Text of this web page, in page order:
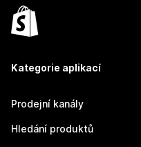
Kategorie aplikací
Prodejní kanály
Hledání produktů